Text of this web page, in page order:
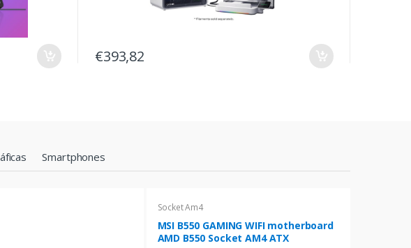
€393,82
Smartphones
Socket Am4
MSI B550 GAMING WIFI motherboard
AMD B550 Socket AM4 ATX